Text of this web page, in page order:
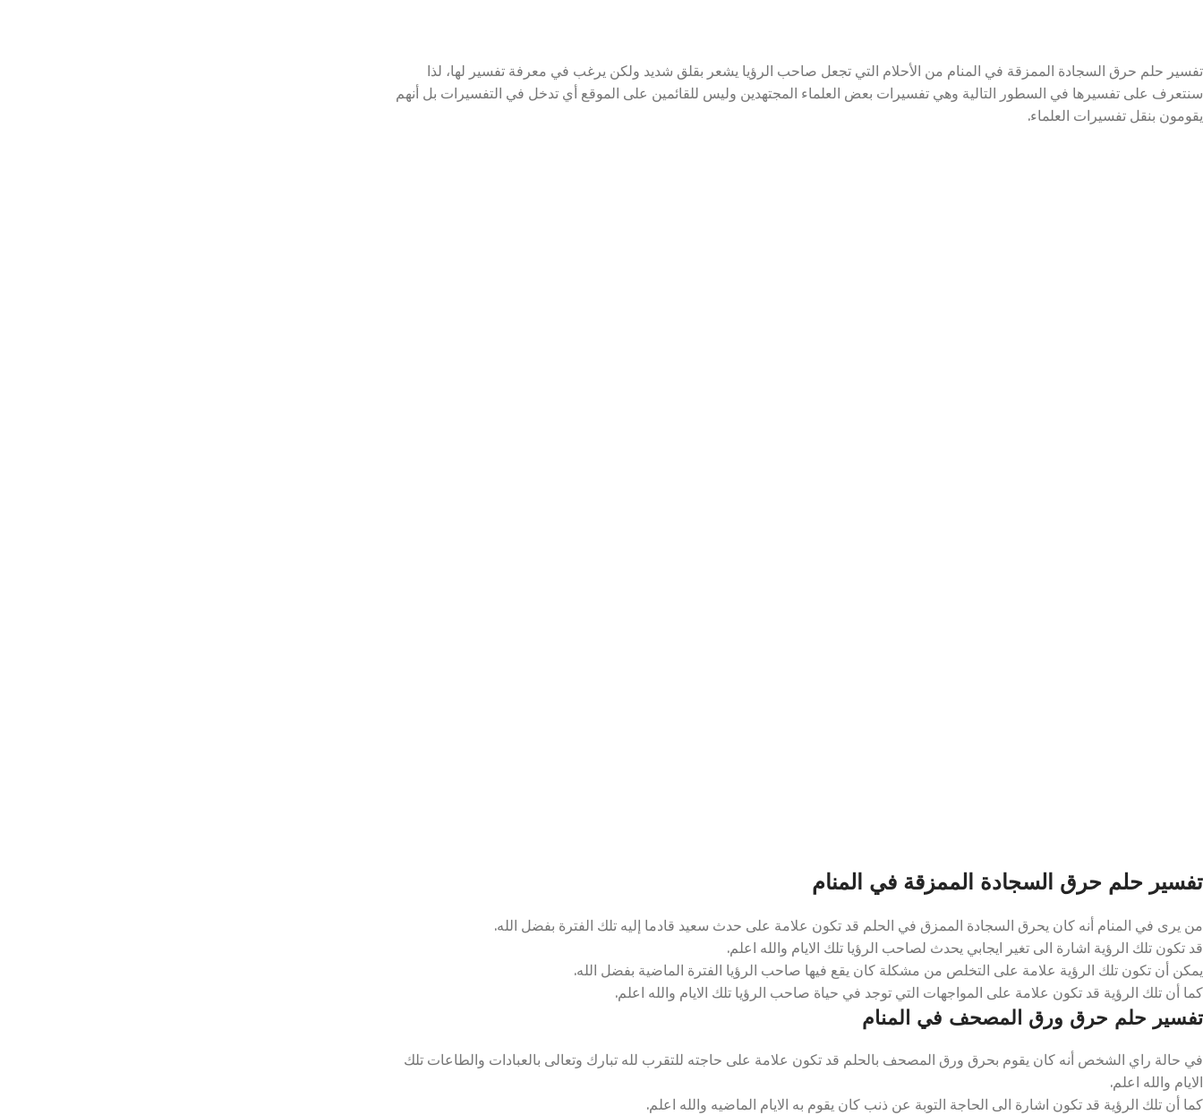
تفسير حلم حرق السجادة الممزقة في المنام من الأحلام التي تجعل صاحب الرؤيا يشعر بقلق شديد ولكن يرغب في معرفة تفسير لها، لذا
سنتعرف على تفسيرها في السطور التالية وهي تفسيرات بعض العلماء المجتهدين وليس للقائمين على الموقع أي تدخل في التفسيرات بل أنهم
يقومون بنقل تفسيرات العلماء.
تفسير حلم حرق السجادة الممزقة في المنام
من يرى في المنام أنه كان يحرق السجادة الممزق في الحلم قد تكون علامة على حدث سعيد قادما إليه تلك الفترة بفضل الله.
قد تكون تلك الرؤية اشارة الى تغير ايجابي يحدث لصاحب الرؤيا تلك الايام والله اعلم.
يمكن أن تكون تلك الرؤية علامة على التخلص من مشكلة كان يقع فيها صاحب الرؤيا الفترة الماضية بفضل الله.
كما أن تلك الرؤية قد تكون علامة على المواجهات التي توجد في حياة صاحب الرؤيا تلك الايام والله اعلم.
تفسير حلم حرق ورق المصحف في المنام
في حالة راي الشخص أنه كان يقوم بحرق ورق المصحف بالحلم قد تكون علامة على حاجته للتقرب لله تبارك وتعالى بالعبادات والطاعات تلك
الايام والله اعلم.
كما أن تلك الرؤية قد تكون اشارة الى الحاجة التوبة عن ذنب كان يقوم به الايام الماضيه والله اعلم.